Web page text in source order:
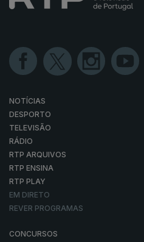
NOTÍCIAS
DESPORTO
TELEVISÃO
RÁDIO
RTP ARQUIVOS
RTP ENSINA
RTP PLAY
EM DIRETO
REVER PROGRAMAS
CONCURSOS